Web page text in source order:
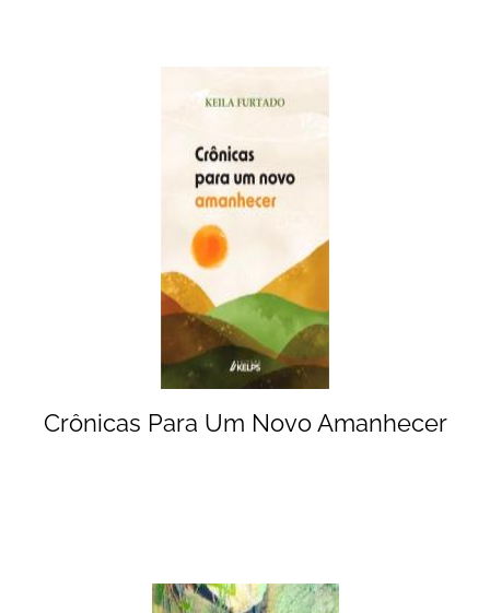
Crônicas Para Um Novo Amanhecer